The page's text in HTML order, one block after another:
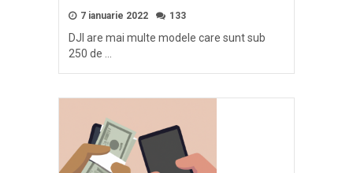
7 ianuarie 2022 133
DJI are mai multe modele care sunt sub
250 de …